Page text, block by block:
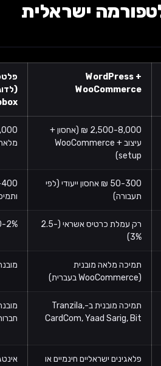
WordPress +
WooCommerce
2,500-8,000 ₪ (אחסון +
עיצוב + WooCommerce
setup)
50-300 ₪ אחסון ייעודי (לפי
תעבורה)
רק עמלת כרטיס אשראי (2.5-
3%)
0-2% + עמלת כרטיס
תמיכה מלאה מובנית
(WooCommerce בעברית)
תמיכה מובנית ב-Tranzila,
CardCom, Yaad Sarig, Bit
פלאגינים ישראליים חינמיים או